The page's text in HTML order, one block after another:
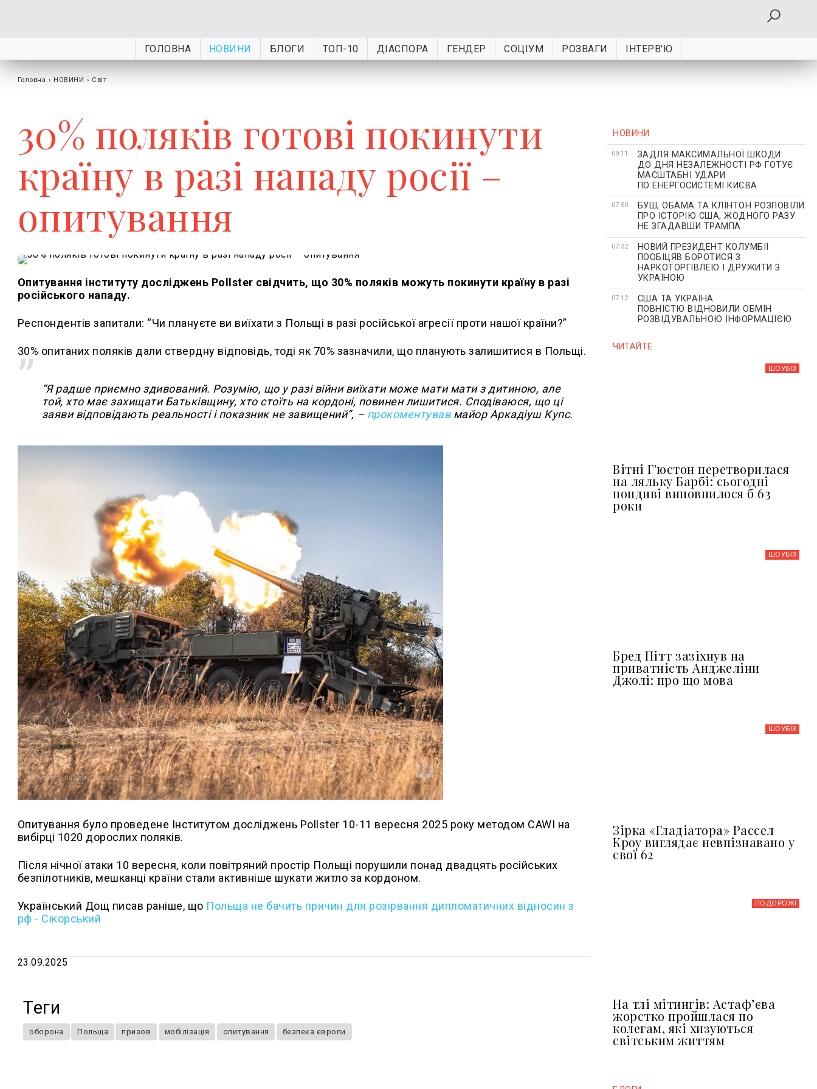
ГОЛОВНА НОВИНИ БЛОГИ ТОП-10 ДІАСПОРА ГЕНДЕР СОЦІУМ РОЗВАГИ ІНТЕРВ'Ю
Головна › НОВИНИ › Світ
30% поляків готові покинути
країну в разі нападу росії –
опитування
Опитування інституту досліджень Pollster свідчить, що 30% поляків можуть покинути країну в разі
російського нападу.
Респондентів запитали: “Чи плануєте ви виїхати з Польщі в разі російської агресії проти нашої країни?”
30% опитаних поляків дали ствердну відповідь, тоді як 70% зазначили, що планують залишитися в Польщі.
“Я радше приємно здивований. Розумію, що у разі війни виїхати може мати мати з дитиною, але
той, хто має захищати Батьківщину, хто стоїть на кордоні, повинен лишитися. Сподіваюся, що ці
заяви відповідають реальності і показник не завищений”, – прокоментувавмайор Аркадіуш Купс.
Опитування було проведене Інститутом досліджень Pollster 10-11 вересня 2025 року методом CAWI на
вибірці 1020 дорослих поляків.
Після нічної атаки 10 вересня, коли повітряний простір Польщі порушили понад двадцять російських
безпілотників, мешканці країни стали активніше шукати житло за кордоном.
Український Дощ писав раніше, що Польща не бачить причин для розірвання дипломатичних відносин з
рф - Сікорський
23.09.2025
Теги
оборона Польща призов мобілізація опитування безпека європи
НОВИНИ
09:11
ЗАДЛЯ МАКСИМАЛЬНОЇ ШКОДИ:
ДО ДНЯ НЕЗАЛЕЖНОСТІ РФ ГОТУЄ
МАСШТАБНІ УДАРИ
ПО ЕНЕРГОСИСТЕМІ КИЄВА
07:50
БУШ, ОБАМА ТА КЛІНТОН РОЗПОВІЛИ
ПРО ІСТОРІЮ США, ЖОДНОГО РАЗУ
НЕ ЗГАДАВШИ ТРАМПА
07:32
НОВИЙ ПРЕЗИДЕНТ КОЛУМБІЇ
ПООБІЦЯВ БОРОТИСЯ З
НАРКОТОРГІВЛЕЮ І ДРУЖИТИ З
УКРАЇНОЮ
07:12
США ТА УКРАЇНА
ПОВНІСТЮ ВІДНОВИЛИ ОБМІН
РОЗВІДУВАЛЬНОЮ ІНФОРМАЦІЄЮ
ЧИТАЙТЕ
ШОУБIЗ
Вітні Г'юстон перетворилася
на ляльку Барбі: сьогодні
попдиві виповнилося б 63
роки
ШОУБIЗ
Бред Пітт зазіхнув на
приватність Анджеліни
Джолі: про що мова
ШОУБIЗ
Зірка «Гладіатора» Рассел
Кроу виглядає невпізнавано у
свої 62
ПОДОРОЖІ
На тлі мітингів: Астафʼєва
жорстко пройшлася по
колегам, які хизуються
світським життям